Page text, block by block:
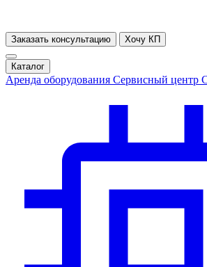
Заказать консультацию Хочу КП
Каталог
Аренда оборудования Сервисный центр